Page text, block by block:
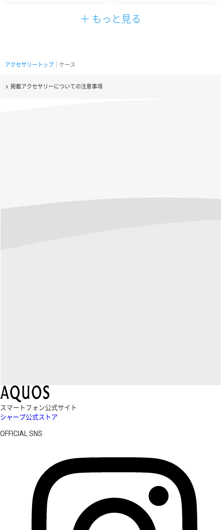
＋ もっと見る
アクセサリートップ ｜ケース
掲載アクセサリーについての注意事項
スマートフォン公式サイト
シャープ公式ストア
OFFICIAL SNS